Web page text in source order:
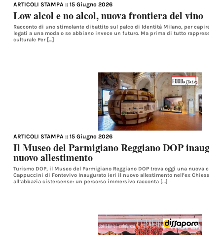
ARTICOLI STAMPA :: 15 Giugno 2026
Low alcol e no alcol, nuova frontiera del vino
Racconto di uno stimolante dibattito sul palco di Identità Milano, per capire se
legati a una moda o se abbiano invece un futuro. Ma prima di tutto
culturale Per […]
ARTICOLI STAMPA :: 15 Giugno 2026
Il Museo del Parmigiano Reggiano DOP
nuovo allestimento
Turismo DOP, il Museo del Parmigiano Reggiano DOP trova oggi una nuova casa
Cappuccini di Fontevivo Inaugurato ieri il nuovo allestimento nell’ex Chiesa
all’abbazia cistercense: un percorso immersivo racconta […]